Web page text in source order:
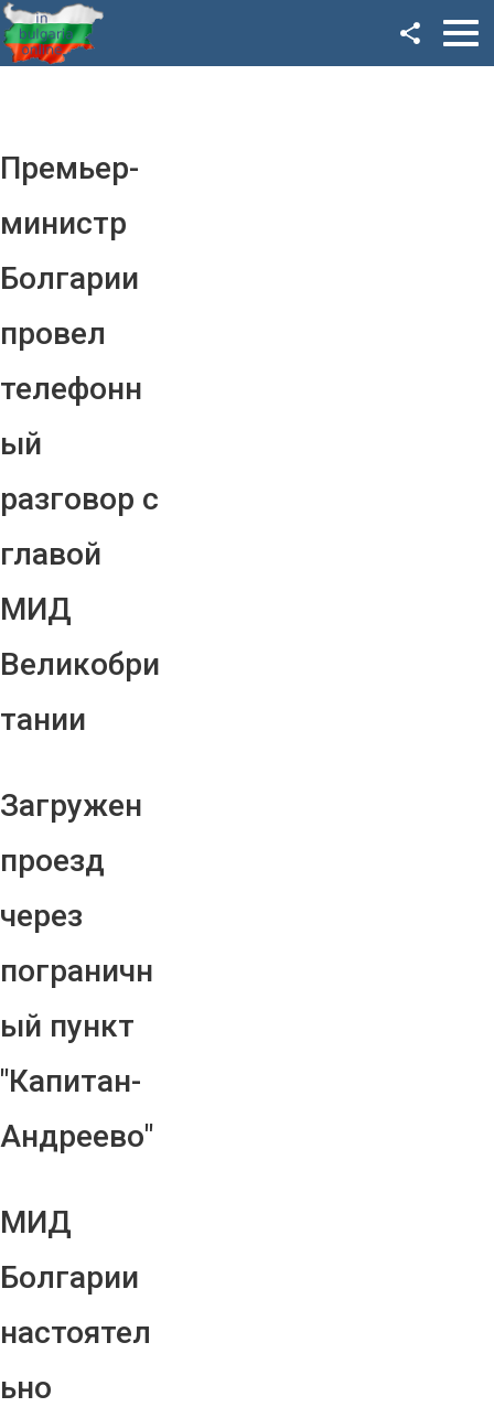
Премьер-
министр
Болгарии
провел
телефонн
ый
разговор с
главой
МИД
Великобри
тании
Загружен
проезд
через
пограничн
ый пункт
"Капитан-
Андреево"
МИД
Болгарии
настоятел
ьно